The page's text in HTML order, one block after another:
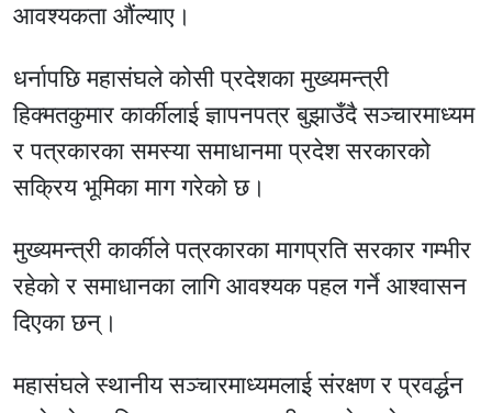
आवश्यकता औंल्याए।
धर्नापछि महासंघले कोसी प्रदेशका मुख्यमन्त्री
हिक्मतकुमार कार्कीलाई ज्ञापनपत्र बुझाउँदै सञ्चारमाध्यम
र पत्रकारका समस्या समाधानमा प्रदेश सरकारको
सक्रिय भूमिका माग गरेको छ।
मुख्यमन्त्री कार्कीले पत्रकारका मागप्रति सरकार गम्भीर
रहेको र समाधानका लागि आवश्यक पहल गर्ने आश्वासन
दिएका छन्।
महासंघले स्थानीय सञ्चारमाध्यमलाई संरक्षण र प्रवर्द्धन